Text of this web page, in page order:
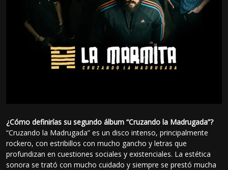
¿Cómo definirías su segundo álbum “Cruzando la Madrugada”?
“Cruzando la Madrugada” es un disco intenso, principalmente
rockero, con estribillos con mucho gancho y letras que
profundizan en cuestiones sociales y existenciales. La estética
sonora se trató con mucho cuidado y siempre se prestó mucha